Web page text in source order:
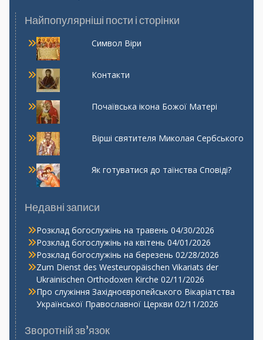
Найпопулярніші пости і сторінки
Символ Віри
Контакти
Почаївська ікона Божої Матері
Вірші святителя Миколая Сербського
Як готуватися до таїнства Сповіді?
Недавні записи
Розклад богослужінь на травень 04/30/2026
Розклад богослужінь на квітень 04/01/2026
Розклад богослужінь на березень 02/28/2026
Zum Dienst des Westeuropäischen Vikariats der
Ukrainischen Orthodoxen Kirche 02/11/2026
Про служіння Західноєвропейського Вікаріатства
Української Православної Церкви 02/11/2026
Зворотній зв’язок